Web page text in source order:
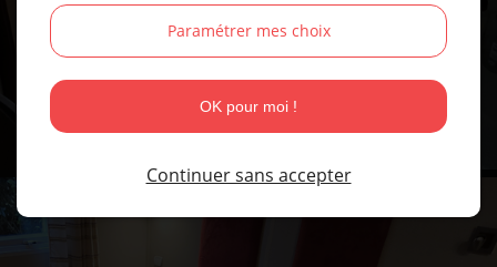
CLOISON
Paramétrer mes choix
OK pour moi !
Continuer sans accepter